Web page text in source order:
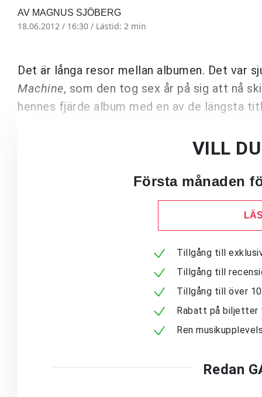
AV MAGNUS SJÖBERG
18.06.2012 / 16:30 / Lästid: 2 min
Det är långa resor mellan albumen. Det var
Machine, som den tog sex år på sig att nå
hennes fjärde album med en av de längsta
VILL
Första månaden
Tillgång till
Tillgång till
Tillgång till över
Rabatt på
Ren
Redan